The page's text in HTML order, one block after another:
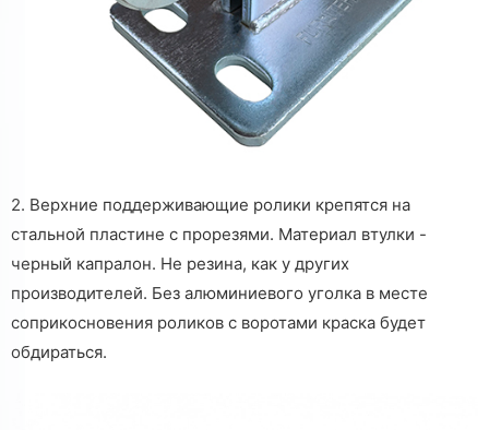
2. Верхние поддерживающие ролики крепятся на
стальной пластине с прорезями. Материал втулки -
черный капралон. Не резина, как у других
производителей. Без алюминиевого уголка в месте
соприкосновения роликов с воротами краска будет
обдираться.